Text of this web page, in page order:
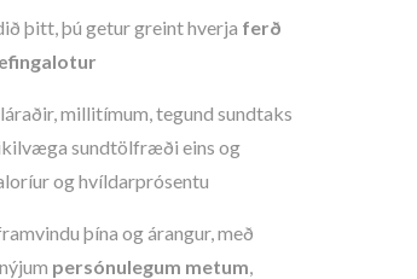
þitt, þú getur greint hverja ferð
millitímum, tegund sundtaks
sundtölfræði eins og
og hvíldarprósentu
þína og árangur, með
persónulegum metum,